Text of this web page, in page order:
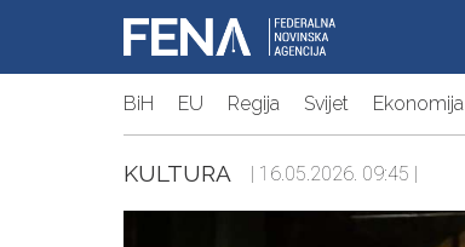
BiH EU Regija Svijet Ekonomija
KULTURA | 16.05.2026. 09:45 |